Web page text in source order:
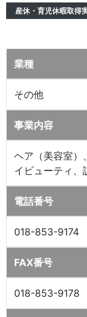
産休・育児休暇取得
業種
その他
事業内容
ヘア（美容室）
イビューティ
電話番号
018-853-9174
FAX番号
018-853-9178